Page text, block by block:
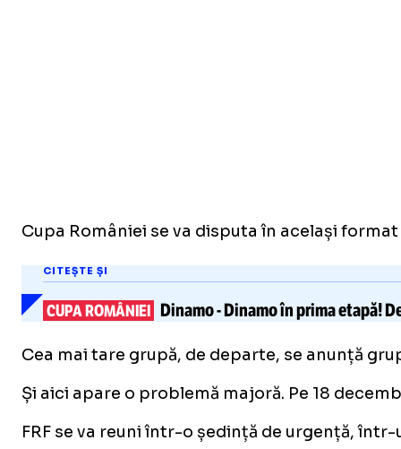
Cupa României se va disputa în același
CITEȘTE ȘI
CUPA ROMÂNIEI Dinamo-Dinamo în prima etapă!
Cea mai tare grupă, de departe, se anunță
Și aici apare o problemă majoră. Pe 18
FRF se va reuni într-o ședință de urgență,